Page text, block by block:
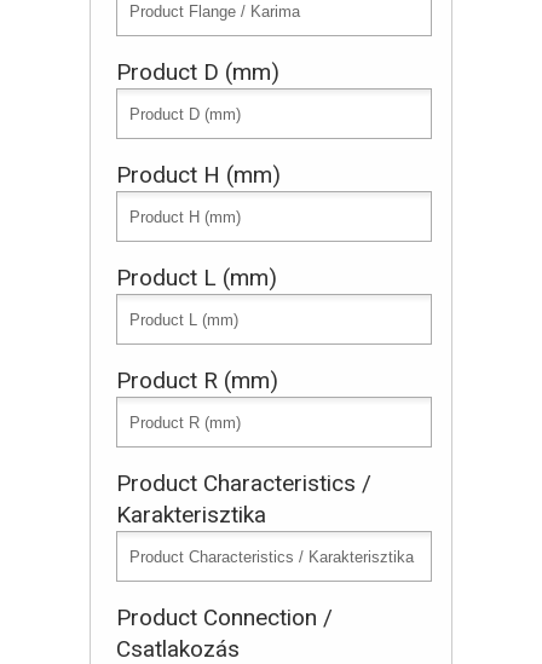
Product D (mm)
Product H (mm)
Product L (mm)
Product R (mm)
Product Characteristics /
Karakterisztika
Product Connection /
Csatlakozás